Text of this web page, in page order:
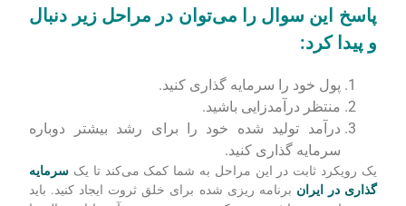
پاسخ این سوال را می‌توان در مراحل زیر دنبال
و پیدا کرد:
پول خود را سرمایه گذاری کنید.
منتظر درآمدزایی باشید.
درآمد تولید شده خود را برای رشد بیشتر دوباره
سرمایه گذاری کنید.
یک رویکرد ثابت در این مراحل به شما کمک می‌کند تا یک سرمایه
گذاری در ایران برنامه ریزی شده برای خلق ثروت ایجاد کنید. باید